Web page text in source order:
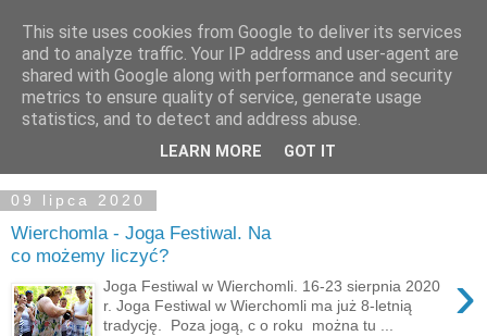
09 lipca 2020
Wierchomla - Joga Festiwal. Na
co możemy liczyć?
›
Joga Festiwal w Wierchomli. 16-23 sierpnia 2020
r. Joga Festiwal w Wierchomli ma już 8-letnią
tradycję. Poza jogą, c o roku można tu ...
This site uses cookies from Google to deliver its services
and to analyze traffic. Your IP address and user-agent are
shared with Google along with performance and security
metrics to ensure quality of service, generate usage
statistics, and to detect and address abuse.
LEARN MORE GOT IT